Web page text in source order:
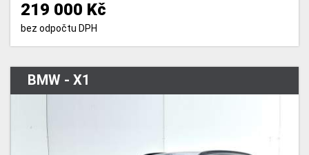
219 000 Kč
bez odpočtu DPH
BMW - X1